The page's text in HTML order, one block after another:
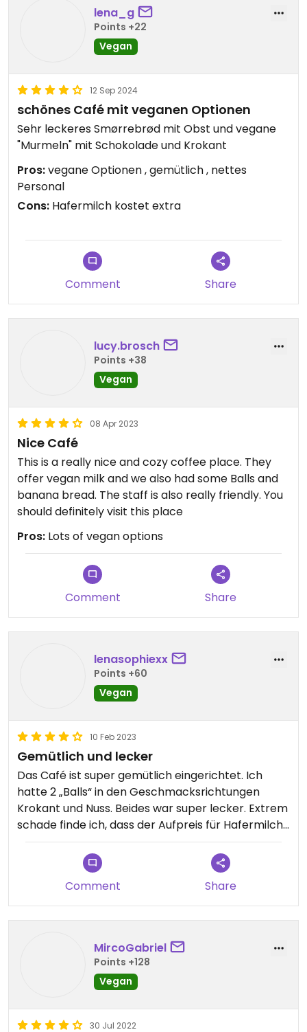
Would go there again today but they're currently
closed on Tuesdays and Wednesdays.
Updated from previous review on 2025-09-23
lena_g
Points +22
Vegan
12 Sep 2024
schönes Café mit veganen Optionen
Sehr leckeres Smørrebrød mit Obst und vegane
"Murmeln" mit Schokolade und Krokant
Pros:vegane Optionen , gemütlich , nettes
Personal
Cons: Hafermilch kostet extra
Comment Share
lucy.brosch
Points +38
Vegan
08 Apr 2023
Nice Café
This is a really nice and cozy coffee place. They
offer vegan milk and we also had some Balls and
banana bread. The staff is also really friendly. You
should definitely visit this place
Pros: Lots of vegan options
Comment Share
lenasophiexx
Points +60
Vegan
10 Feb 2023
Gemütlich und lecker
Das Café ist super gemütlich eingerichtet. Ich
hatte 2 „Balls“ in den Geschmacksrichtungen
Krokant und Nuss. Beides war super lecker. Extrem
schade finde ich, dass der Aufpreis für Hafermilch
bei 1,00€ liegt.
Comment Share
MircoGabriel
Points +128
Vegan
30 Jul 2022